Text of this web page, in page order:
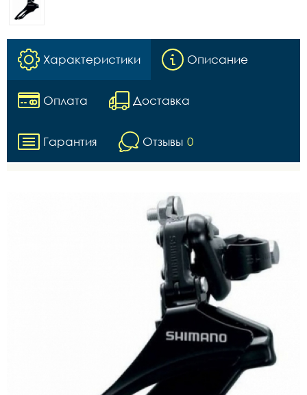
Характеристики Описание
Оплата Доставка
Гарантия Отзывы 0